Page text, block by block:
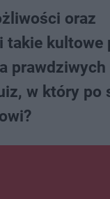
oraz
takie kultowe
prawdziwych
w który po